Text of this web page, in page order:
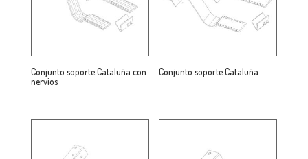
Conjunto soporte Cataluña con
nervios
Conjunto soporte Cataluña